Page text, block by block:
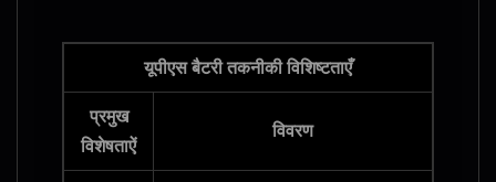
यूपीएस बैटरी तकनीकी विशिष्टताएँ
प्रमुख
विशेषताऐं
विवरण